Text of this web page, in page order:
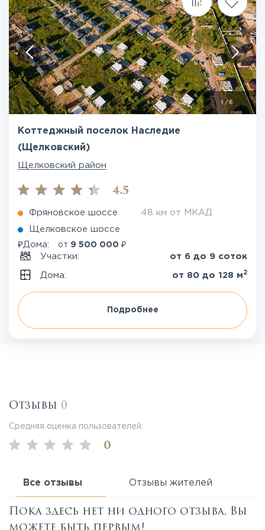
1 /6
Коттеджный поселок Наследие
(Щелковский)
Щелковский район
4.5
Фряновское шоссе 48 км от МКАД
Щелковское шоссе
₽Дома: от 9 500 000 ₽
Участки: от 6 до 9 соток
Дома: от 80 до 128 м 2
Подробнее
Отзывы 0
Средняя оценка пользователей:
0
Все отзывы Отзывы жителей
Пока здесь нет ни одного отзыва, Вы